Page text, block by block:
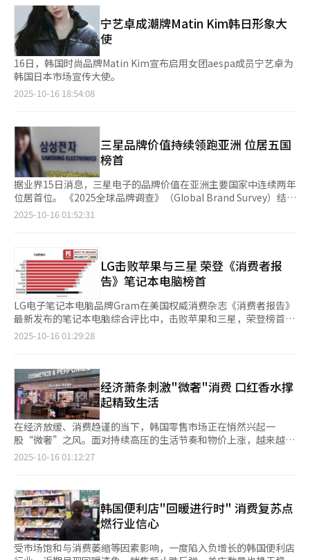
增长95.4%，显示出市场潜力巨大。 宁兴优贝成立于2014年，总
部位于浙江宁波，是中国最大的进口流通企业之一。公司业务涵盖
食品、美妆、家电等国内知名品牌，同时进口并管理海外品牌，在
品牌管理与渠道拓展方面经验丰富。 双方计划在中国大陆线上线
下同步推广CU自有品牌产品。凭借宁兴优贝在网络营销领域的优
势，CU将在中国电商平台开设专属馆，并推动产品入驻主要流通
渠道，同时通过电商直播、网红合作及社交媒体等新媒体渠道进行
定制化营销，加快产品出口和销售增长。 BGF Retail表示，公司
消费者直接体验产品口感与品质，提升CU作为韩国便利店代表品
牌的认知度。此外，此举也有助于生产CU自有品牌产品的韩国中
小企业拓展海外销售渠道，目前已有60余家中小企业借助CU进入
海外市场。 CU自去年起在日本唐吉诃德设置专用货架展示自有品
牌产品，并持续向美国、中国、英国、荷兰、蒙古、越南等20多个
国家和地区出口。截至2024年，CU海外出口额达到800万美元，
公司预计2025年将突破1000万美元，并计划在未来五年实现海外
出口额5000万美元的目标。 BGF Retail代表闵承培（音）表
推广CU及旗下品牌，并持续探索新的商业模式。”
宁艺卓成潮牌Matin Kim韩日形象大
使
16日，韩国时尚品牌Matin Kim宣布启用女团aespa成员宁艺卓为
韩国日本市场宣传大使。
2025-10-16 18:54:08
三星品牌价值持续领跑亚洲 位居五国
榜首
据业界15日消息，三星电子的品牌价值在亚洲主要国家中连续两年
位居首位。 《2025全球品牌调查》（Global Brand Survey）结果
显示，三星电子在亚洲地区品牌价值排行榜中表现卓越，力压阿迪
地区。品牌价值综合评估品牌知名度、消费者购买意愿以及品牌在
消费决策过程中的影响力等多个维度。 从地区排名分布来看，三
星电子去年仅在越南市场排名第一，而今年则在越南、泰国、印
度、印尼和马来西亚等五个国家位居榜首。阿迪达斯、耐克、苹
果、宝马、本田、索尼、丰田、雅马哈和微软等国际品牌紧随其
后，分列第二至第十位。 在入围的韩国企业中，除三星电子外，
LG电子位列第18位，现代汽车排名第31位，乐天则位列第71位，
进入百强榜单。此外，日本企业共有22家进入前50名，而在中国
2025-10-16 01:52:31
LG击败苹果与三星 荣登《消费者报
告》笔记本电脑榜首
LG电子笔记本电脑品牌Gram在美国权威消费杂志《消费者报告》
最新发布的笔记本电脑综合评比中，击败苹果和三星，荣登榜首。
《消费者报告》15日公布的笔记本电脑评比结果显示，LG Gram
三名为LG电子的Gram 17，而三星的Galaxy Book5 Pro 360和
Galaxy Book5 Pro则并列第四。 《消费者报告》每年都会对市面
上销售的笔记本电脑进行性能、显示效果、人体工学设计、实用性
能以及电池续航等方面的综合评估，并公开打分结果。 从屏幕尺
寸分类来看，LG Gram在17至18英寸及15至16英寸类别中均名列
第一；14英寸及12至13英寸类别则由苹果MacBook占据首位。 此
外，LG电子最近还在美国IT专业媒体《PC Magazine》发布
的“2025年度最值得信赖的PC·手机·平板品牌”评选中，以笔
分的苹果，第三名则是得分9.1分的微星。《PC Magazine》评价
称，LG电子笔记本电脑的优势在于性能强、重量轻、续航久。
2025-10-16 01:29:28
经济萧条刺激"微奢"消费 口红香水撑
起精致生活
在经济放缓、消费趋谨的当下，韩国零售市场正在悄然兴起一
股“微奢”之风。面对持续高压的生活节奏和物价上涨，越来越多
年轻一代选择以小额支出满足“奢侈消费”心理，一支高端口红、
妆领域。路易威登今年8月推出首个彩妆系列La Beauté Louis
Vuitton，唇膏售价高达1200元，眼影1800元，价格远超爱马仕和
香奈儿，但上市后立刻抢购一空。业内人士指出，相比动辄几万的
包袋，彩妆产品能让更多人轻松接触奢侈品牌，从心理上实现“奢
侈入门”。 高端美妆也正成为奢侈品牌集团新的增长引擎。爱马
2025-10-16 01:12:27
韩国便利店"回暖进行时" 消费复苏点
燃行业信心
受市场饱和与消费萎缩等因素影响，一度陷入负增长的韩国便利店